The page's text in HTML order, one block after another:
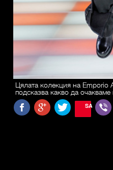
Цялата колекция на Emporio
подсказва какво да
SAVE